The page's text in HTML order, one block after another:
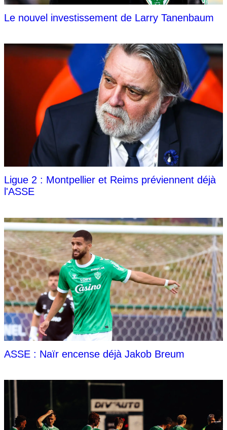
Le nouvel investissement de Larry Tanenbaum
Ligue 2 : Montpellier et Reims préviennent déjà
l'ASSE
ASSE : Naïr encense déjà Jakob Breum